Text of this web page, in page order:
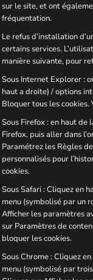
sur le site, et ont
fréquentation.
Le refus d’installation
certains services.
manière suivante, pour
Sous Internet Explorer :
haut a droite) / options
Bloquer tous les cookies.
Sous Firefox : en haut
Firefox, puis aller dans
Paramétrez les Règles
personnalisés pour
cookies.
Sous Safari : Cliquez en
menu (symbolisé par un
Afficher les paramètres
sur Paramètres de
bloquer les cookies.
Sous Chrome : Cliquez
menu (symbolisé par